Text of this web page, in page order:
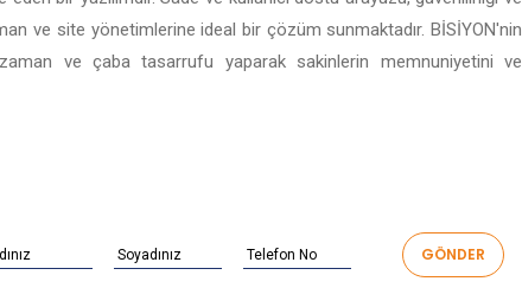
ve site yönetimlerine ideal bir çözüm sunmaktadır. BİSİYON'nin
zaman ve çaba tasarrufu yaparak sakinlerin memnuniyetini ve